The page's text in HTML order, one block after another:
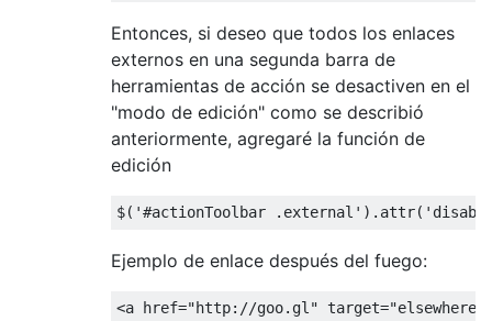
Entonces, si deseo que todos los enlaces
externos en una segunda barra de
herramientas de acción se desactiven en el
"modo de edición" como se describió
anteriormente, agregaré la función de
edición
$( '#actionToolbar .external' ). attr(
Ejemplo de enlace después del fuego:
<a href="http://goo.gl" target="elsewhere"